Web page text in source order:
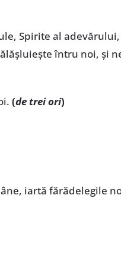
Spirite al
întru noi, și
(de trei ori)
iartă fărădelegile